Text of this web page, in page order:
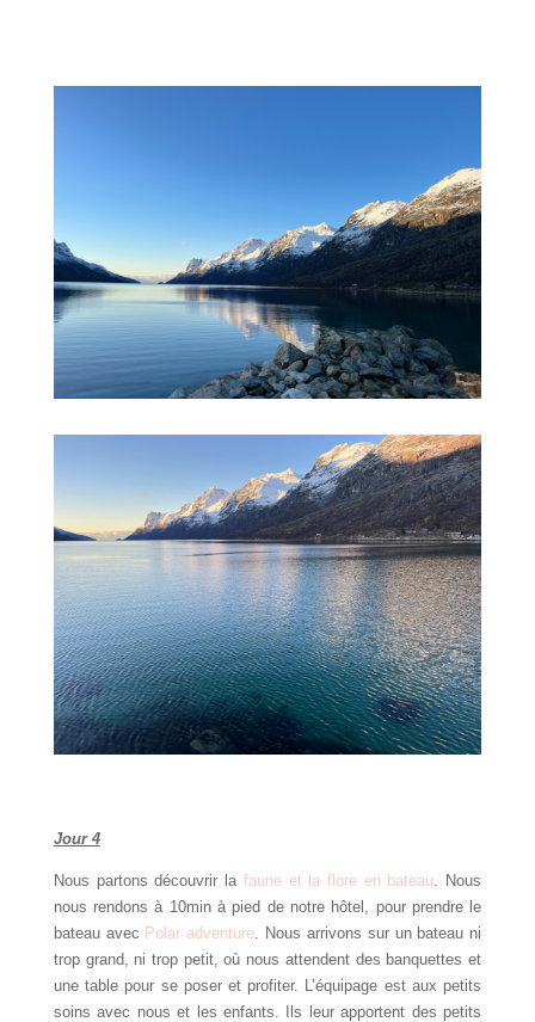
Jour 4
Nous partons découvrir la faune et la flore en bateau . Nous
nous rendons à 10min à pied de notre hôtel, pour prendre le
bateau avec Polar adventure . Nous arrivons sur un bateau ni
trop grand, ni trop petit, où nous attendent des banquettes et
une table pour se poser et profiter. L’équipage est aux petits
soins avec nous et les enfants. Ils leur apportent des petits